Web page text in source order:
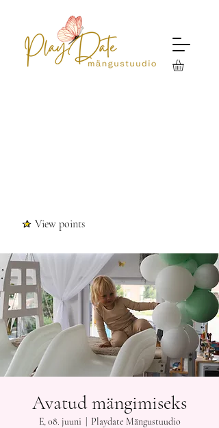
View points
Avatud mängimiseks
E, 08. juuni Playdate Mängustuudio